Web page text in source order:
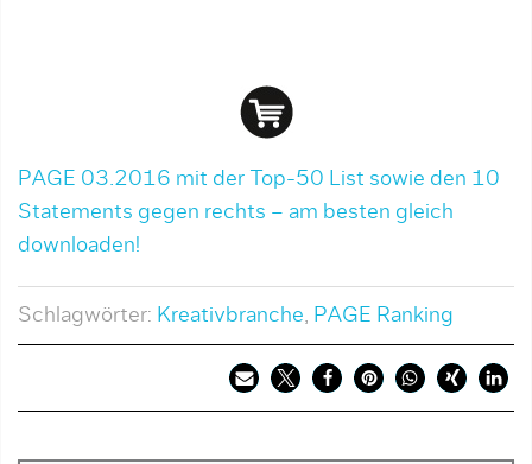
PAGE 03.2016 mit der Top-50 List sowie den 10
Statements gegen rechts – am besten gleich
downloaden!
Schlagwörter: Kreativbranche, PAGE Ranking